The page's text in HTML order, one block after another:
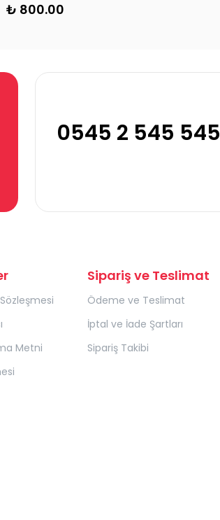
₺ 800.00
0545 2 545 545
Metni
Sipariş ve Teslimat
Ödeme ve Teslimat
İptal ve İade Şartları
Sipariş Takibi